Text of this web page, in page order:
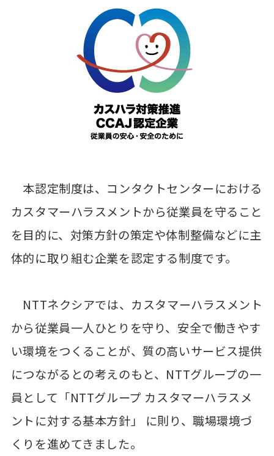
本認定制度は、コンタクトセンターにおける
カスタマーハラスメントから従業員を守ること
を目的に、対策方針の策定や体制整備などに主
体的に取り組む企業を認定する制度です。
NTTネクシアでは、カスタマーハラスメント
から従業員一人ひとりを守り、安全で働きやす
い環境をつくることが、質の高いサービス提供
につながるとの考えのもと、NTTグループの一
員として「NTTグループ カスタマーハラスメ
ントに対する基本方針」 に則り、職場環境づ
くりを進めてきました。